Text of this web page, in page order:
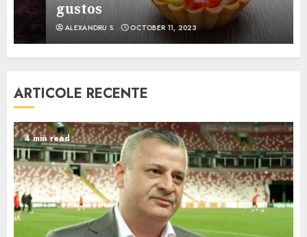
gustos
ALEXANDRU S. OCTOBER 11, 2023
ARTICOLE RECENTE
4 min read